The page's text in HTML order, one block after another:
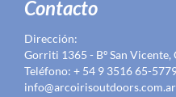
Contacto
Dirección:
Gorriti 1365 - Bº San
Teléfono: + 54 9 3516 65-
info@arcoirisoutdoors.com.ar